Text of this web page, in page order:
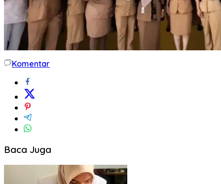
Komentar
Baca Juga